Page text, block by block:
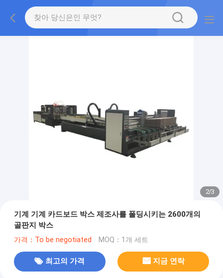
2/3
기계 기계 카드보드 박스 제조사를 폴딩시키는 2600개의
골판지 박스
가격：To be negotiated MOQ：1개 세트
최고의 가격 지금 연락